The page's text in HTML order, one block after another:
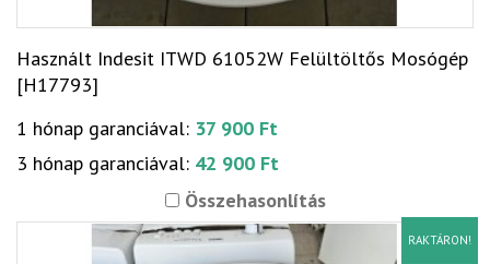
Használt Indesit ITWD 61052W Felültöltős Mosógép
[H17793]
1 hónap garanciával: 37 900 Ft
3 hónap garanciával: 42 900 Ft
Összehasonlítás
RAKTÁRON!